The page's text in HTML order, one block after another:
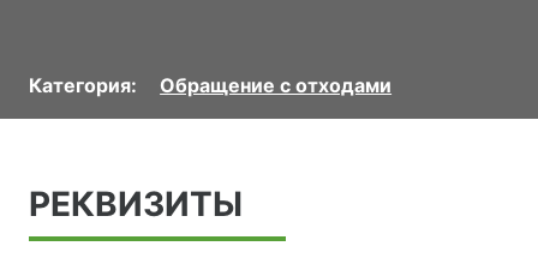
Категория: Обращение с отходами
РЕКВИЗИТЫ